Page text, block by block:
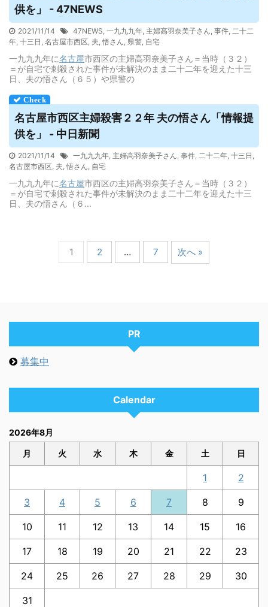
供を」 - 47NEWS
2021/11/14 47NEWS, 一九九九年, 主婦高羽奈美子さん, 事件, 二十二
年, 十三日 , 名古屋市西区, 夫,悟さん, 県警, 自宅
一九九九年に名古屋市西区の主婦高羽奈美子さん＝当時（３２）
＝が自宅で刺殺された事件が未解決のまま二十二年を迎えた十三
日、夫の悟さん（６５）や県警の
名古屋市西区主婦殺害２２年 夫の悟さん「情報提
供を」 - 中日新聞
2021/11/14 一九九九年, 主婦高羽奈美子さん, 事件, 二十二年, 十三日 ,
名古屋市西区, 夫,悟さん, 自宅
一九九九年に名古屋市西区の主婦高羽奈美子さん＝当時（３２）
＝が自宅で刺殺された事件が未解決のまま二十二年を迎えた十三
日、夫の悟さん（６...
1 2 … 7 次へ »
PR
募集中
Calendar
2026年8月
月 火 水 木 金 土 日
1 2
3 4 5 6 7 8 9
10 11 12 13 14 15 16
17 18 19 20 21 22 23
24 25 26 27 28 29 30
31